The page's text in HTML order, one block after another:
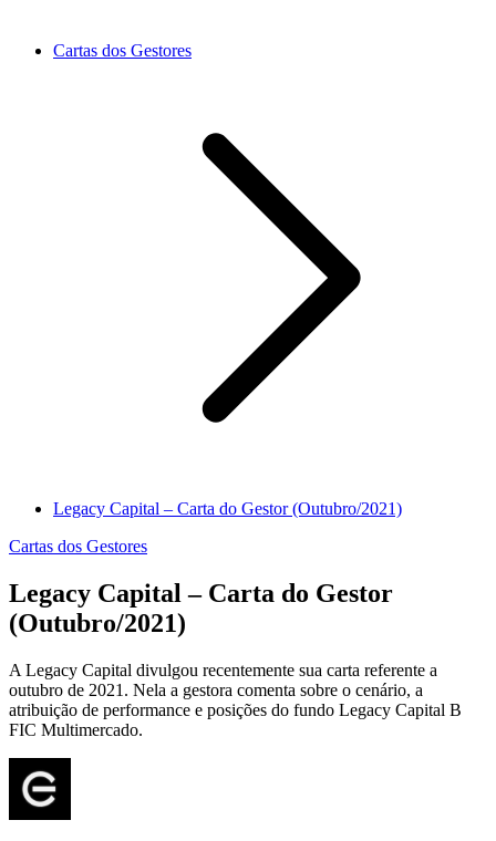
Cartas dos Gestores
Legacy Capital – Carta do Gestor (Outubro/2021)
Cartas dos Gestores
Legacy Capital – Carta do Gestor
(Outubro/2021)
A Legacy Capital divulgou recentemente sua carta referente a
outubro de 2021. Nela a gestora comenta sobre o cenário, a
atribuição de performance e posições do fundo Legacy Capital B
FIC Multimercado.